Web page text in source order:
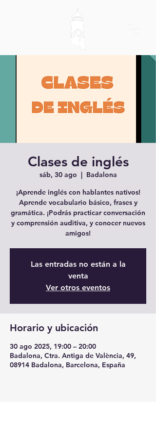
Clases de inglés
sáb, 30 ago
  |
Badalona
¡Aprende inglés con hablantes nativos!
Aprende vocabulario básico, frases y
gramática. ¡Podrás practicar conversación
y comprensión auditiva, y conocer nuevos
amigos!
Las entradas no están a la
venta
Ver otros eventos
Horario y ubicación
30 ago 2025, 19:00 – 20:00
Badalona, Ctra. Antiga de València, 49,
08914 Badalona, Barcelona, España